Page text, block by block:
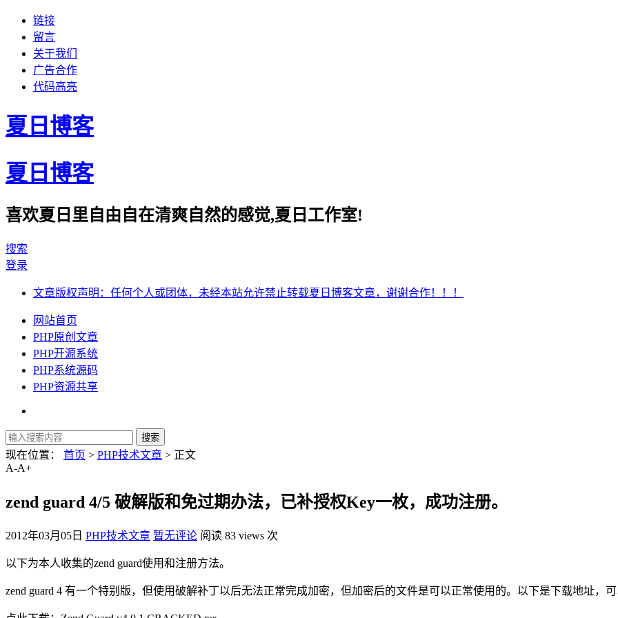
链接
留言
关于我们
广告合作
代码高亮
夏日博客
夏日博客
喜欢夏日里自由自在清爽自然的感觉,夏日工作室!
搜索
登录
文章版权声明：任何个人或团体，未经本站允许禁止转载夏日博客文章，谢谢合作！！！
网站首页
PHP原创文章
PHP开源系统
PHP系统源码
PHP资源共享
现在位置： 首页 > PHP技术文章 > 正文
A-A+
zend guard 4/5 破解版和免过期办法，已补授权Key一枚，成功注册。
2012年03月05日 PHP技术文章 暂无评论 阅读 83 views 次
以下为本人收集的zend guard使用和注册方法。
zend guard 4 有一个特别版，但使用破解补丁以后无法正常完成加密，但加密后的文件是可以正常使用的。以下是下载地址，可